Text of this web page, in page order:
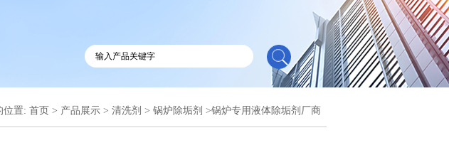
位置: 首页 > 产品展示 > 清洗剂 > 锅炉除垢剂 >锅炉专用液体除垢剂厂商